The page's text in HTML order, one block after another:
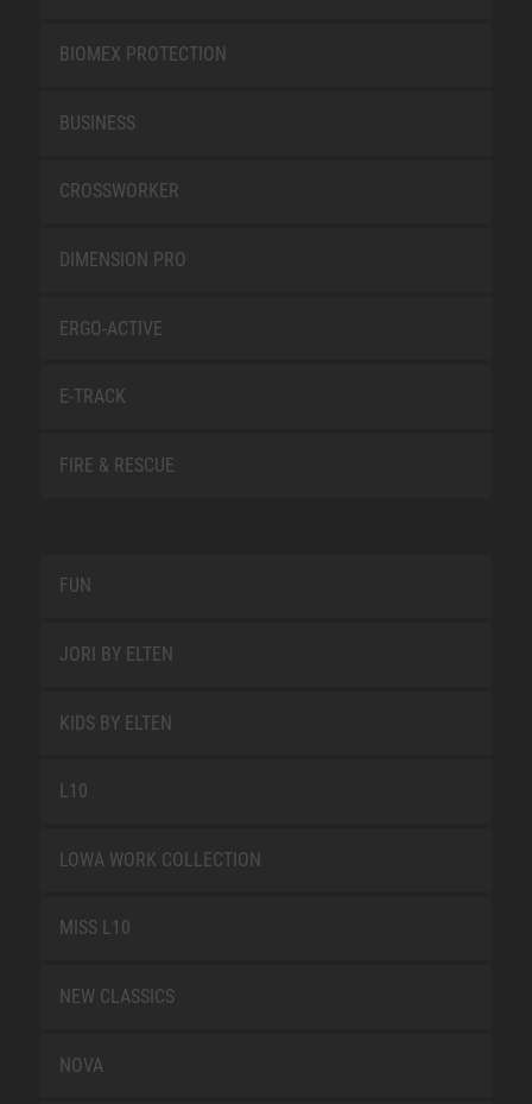
BIOMEX PROTECTION
BUSINESS
CROSSWORKER
DIMENSION PRO
ERGO-ACTIVE
E-TRACK
FIRE & RESCUE
FUN
JORI BY ELTEN
KIDS BY ELTEN
L10
LOWA WORK COLLECTION
MISS L10
NEW CLASSICS
NOVA